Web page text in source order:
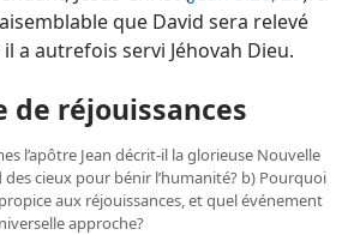
que David sera relevé
a autrefois servi Jéhovah Dieu.
de réjouissances
l’apôtre Jean décrit-​il la glorieuse Nouvelle
des cieux pour bénir l’humanité? b) Pourquoi
aux réjouissances, et quel événement
approche?